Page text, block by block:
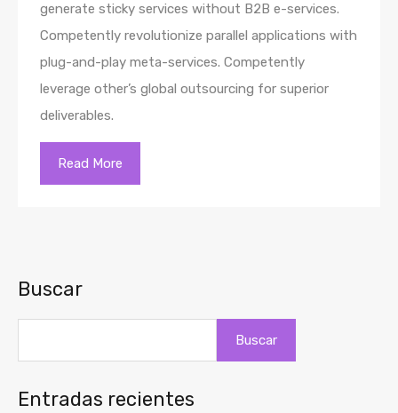
generate sticky services without B2B e-services.
Competently revolutionize parallel applications with
plug-and-play meta-services. Competently
leverage other’s global outsourcing for superior
deliverables.
Read More
Buscar
Buscar
Entradas recientes